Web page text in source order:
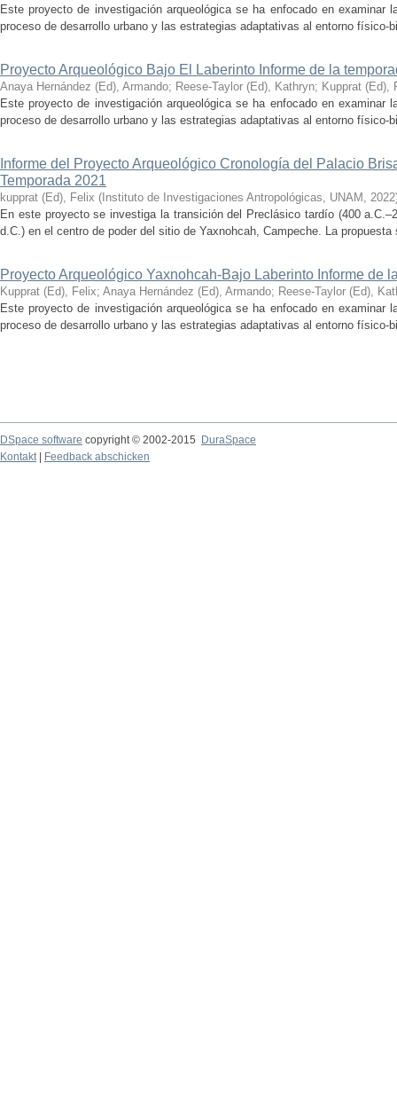
Este proyecto de investigación arqueológica se ha enfocado en examinar
proceso de desarrollo urbano y las estrategias adaptativas al entorno físico-
Proyecto Arqueológico Bajo El Laberinto Informe de la
Anaya Hernández (Ed), Armando; Reese-Taylor (Ed), Kathryn; Kupprat (Ed),
Este proyecto de investigación arqueológica se ha enfocado en examinar
proceso de desarrollo urbano y las estrategias adaptativas al entorno físico-
Informe del Proyecto Arqueológico Cronología del Palacio
Temporada 2021
kupprat (Ed), Felix ( Instituto de Investigaciones Antropológicas, UNAM , 2022
En este proyecto se investiga la transición del Preclásico tardío (400
d.C.) en el centro de poder del sitio de Yaxnohcah, Campeche. La
Proyecto Arqueológico Yaxnohcah-Bajo Laberinto Informe de
Kupprat (Ed), Felix; Anaya Hernández (Ed), Armando; Reese-Taylor (Ed),
Este proyecto de investigación arqueológica se ha enfocado en examinar
proceso de desarrollo urbano y las estrategias adaptativas al entorno físico-
DSpace software copyright © 2002-2015
DuraSpace
Kontakt| Feedback abschicken